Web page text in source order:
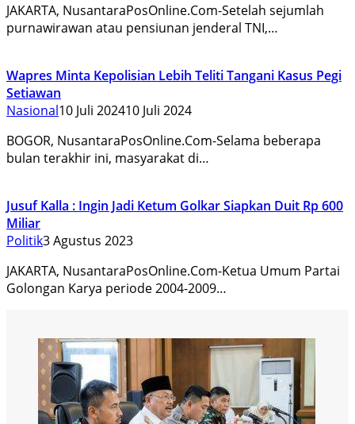
JAKARTA, NusantaraPosOnline.Com-Setelah sejumlah
purnawirawan atau pensiunan jenderal TNI,…
Wapres Minta Kepolisian Lebih Teliti Tangani Kasus Pegi
Setiawan
Nasional10 Juli 202410 Juli 2024
BOGOR, NusantaraPosOnline.Com-Selama beberapa
bulan terakhir ini, masyarakat di…
Jusuf Kalla : Ingin Jadi Ketum Golkar Siapkan Duit Rp 600
Miliar
Politik3 Agustus 2023
JAKARTA, NusantaraPosOnline.Com-Ketua Umum Partai
Golongan Karya periode 2004-2009…